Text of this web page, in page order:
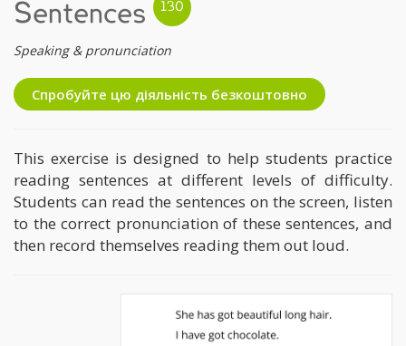
Sentences
Speaking & pronunciation
Спробуйте цю діяльність безкоштовно
This exercise is designed to help students practice
reading sentences at different levels of difficulty.
Students can read the sentences on the screen, listen
to the correct pronunciation of these sentences, and
then record themselves reading them out loud.